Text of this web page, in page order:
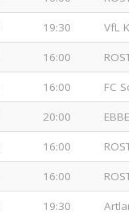
19:30 VfL
16:00
16:00 FC
20:00
16:00
16:00
19:30